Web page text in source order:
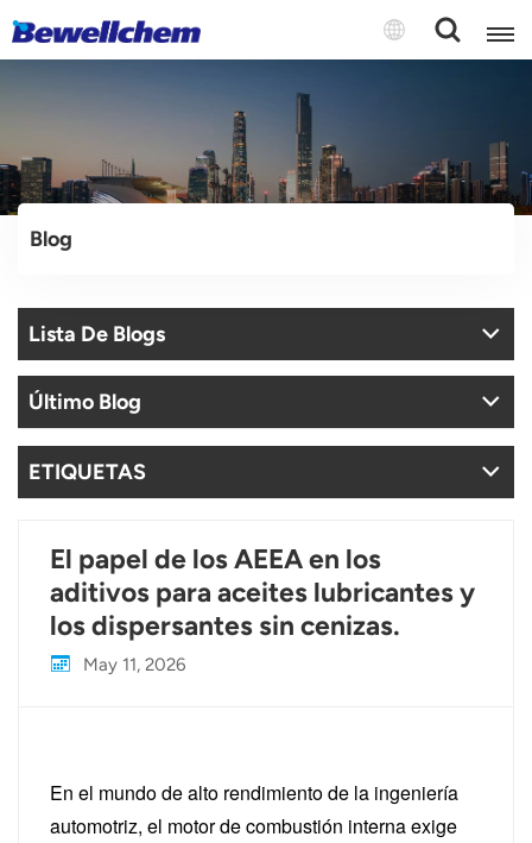
English
Русский
中文
Español
Blog
Lista De Blogs
Último Blog
ETIQUETAS
El papel de los AEEA en los
aditivos para aceites lubricantes y
los dispersantes sin cenizas.
May 11, 2026
En el mundo de alto rendimiento de la ingeniería
automotriz, el motor de combustión interna exige